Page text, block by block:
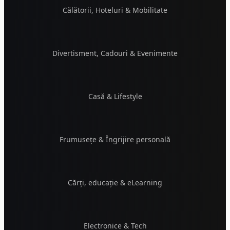
Călătorii, Hoteluri & Mobilitate
Divertisment, Cadouri & Evenimente
Casă & Lifestyle
Frumusețe & Îngrijire personală
Cărți, educație & eLearning
Electronice & Tech